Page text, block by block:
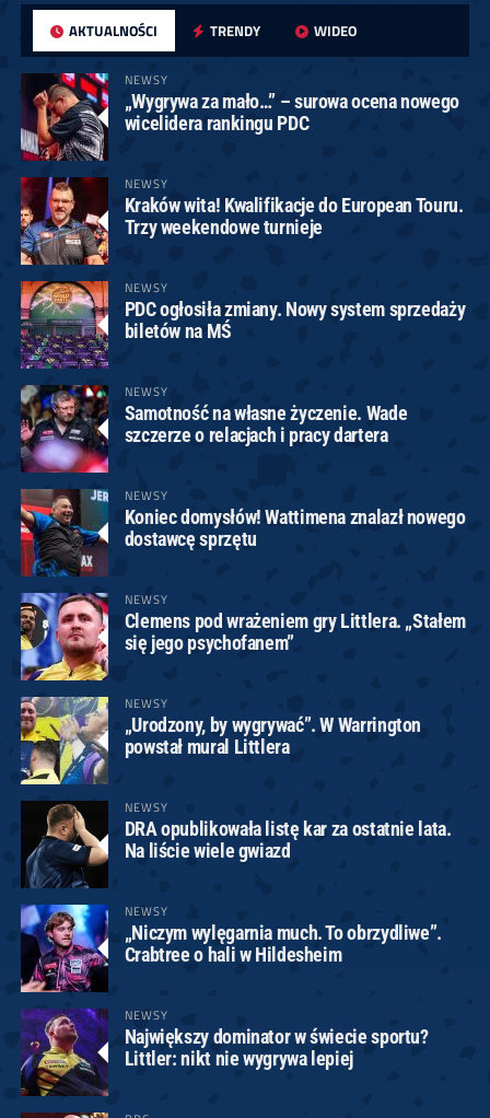
AKTUALNOŚCI TRENDY WIDEO
NEWSY
„Wygrywa za mało…” – surowa ocena nowego
wicelidera rankingu PDC
NEWSY
Kraków wita! Kwalifikacje do European Touru.
Trzy weekendowe turnieje
NEWSY
PDC ogłosiła zmiany. Nowy system sprzedaży
biletów na MŚ
NEWSY
Samotność na własne życzenie. Wade
szczerze o relacjach i pracy dartera
NEWSY
Koniec domysłów! Wattimena znalazł nowego
dostawcę sprzętu
NEWSY
Clemens pod wrażeniem gry Littlera. „Stałem
się jego psychofanem”
NEWSY
„Urodzony, by wygrywać”. W Warrington
powstał mural Littlera
NEWSY
DRA opublikowała listę kar za ostatnie lata.
Na liście wiele gwiazd
NEWSY
„Niczym wylęgarnia much. To obrzydliwe”.
Crabtree o hali w Hildesheim
NEWSY
Największy dominator w świecie sportu?
Littler: nikt nie wygrywa lepiej